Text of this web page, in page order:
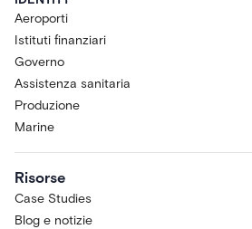
Aeroporti
Istituti finanziari
Governo
Assistenza sanitaria
Produzione
Marine
Risorse
Case Studies
Blog e notizie